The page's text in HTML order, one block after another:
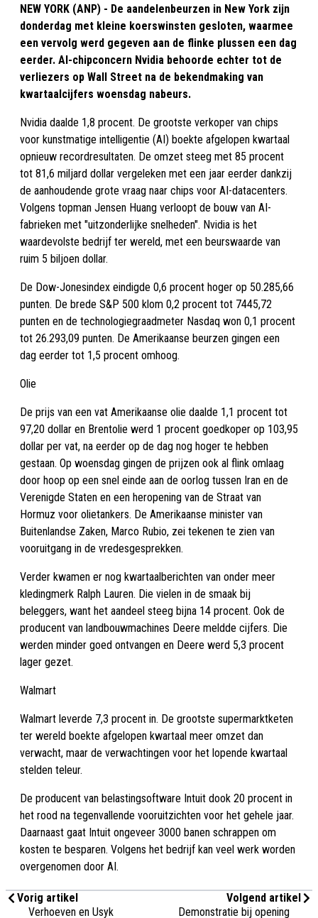
NEW YORK (ANP) - De aandelenbeurzen in New York zijn
donderdag met kleine koerswinsten gesloten, waarmee
een vervolg werd gegeven aan de flinke plussen een dag
eerder. AI-chipconcern Nvidia behoorde echter tot de
verliezers op Wall Street na de bekendmaking van
kwartaalcijfers woensdag nabeurs.
Nvidia daalde 1,8 procent. De grootste verkoper van chips
voor kunstmatige intelligentie (AI) boekte afgelopen kwartaal
opnieuw recordresultaten. De omzet steeg met 85 procent
tot 81,6 miljard dollar vergeleken met een jaar eerder dankzij
de aanhoudende grote vraag naar chips voor AI-datacenters.
Volgens topman Jensen Huang verloopt de bouw van AI-
fabrieken met "uitzonderlijke snelheden". Nvidia is het
waardevolste bedrijf ter wereld, met een beurswaarde van
ruim 5 biljoen dollar.
De Dow-Jonesindex eindigde 0,6 procent hoger op 50.285,66
punten. De brede S&P 500 klom 0,2 procent tot 7445,72
punten en de technologiegraadmeter Nasdaq won 0,1 procent
tot 26.293,09 punten. De Amerikaanse beurzen gingen een
dag eerder tot 1,5 procent omhoog.
Olie
De prijs van een vat Amerikaanse olie daalde 1,1 procent tot
97,20 dollar en Brentolie werd 1 procent goedkoper op 103,95
dollar per vat, na eerder op de dag nog hoger te hebben
gestaan. Op woensdag gingen de prijzen ook al flink omlaag
door hoop op een snel einde aan de oorlog tussen Iran en de
Verenigde Staten en een heropening van de Straat van
Hormuz voor olietankers. De Amerikaanse minister van
Buitenlandse Zaken, Marco Rubio, zei tekenen te zien van
vooruitgang in de vredesgesprekken.
Verder kwamen er nog kwartaalberichten van onder meer
kledingmerk Ralph Lauren. Die vielen in de smaak bij
beleggers, want het aandeel steeg bijna 14 procent. Ook de
producent van landbouwmachines Deere meldde cijfers. Die
werden minder goed ontvangen en Deere werd 5,3 procent
lager gezet.
Walmart
Walmart leverde 7,3 procent in. De grootste supermarktketen
ter wereld boekte afgelopen kwartaal meer omzet dan
verwacht, maar de verwachtingen voor het lopende kwartaal
stelden teleur.
De producent van belastingsoftware Intuit dook 20 procent in
het rood na tegenvallende vooruitzichten voor het gehele jaar.
Daarnaast gaat Intuit ongeveer 3000 banen schrappen om
kosten te besparen. Volgens het bedrijf kan veel werk worden
overgenomen door AI.
Vorig artikel
Verhoeven en Usyk
Volgend artikel
Demonstratie bij opening